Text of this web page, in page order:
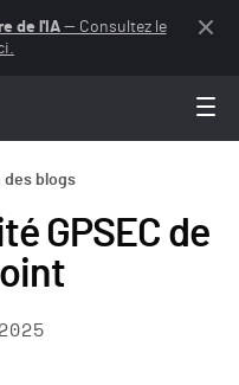
de l'IA— Consultez le
des blogs
GPSEC de